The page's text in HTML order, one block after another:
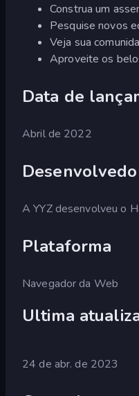
Construa um
Pesquise novos
Veja sua
Aproveite os
Data de
Abril de 2022
A YYZ desenvolveu o
Plataforma
Navegador da Web
Ultima
24 de abr. de 2023